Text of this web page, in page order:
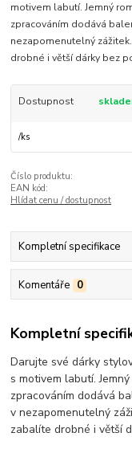
motivem labutí. Jemný
zpracováním dodává
nezapomenutelný
drobné i větší dárky bez
Dostupnost
/ks
Číslo produktu:
EAN kód:
Hlídat cenu / dostupnost
Kompletní specifikace
Komentáře 0
Kompletní
Darujte své dárky
s motivem labutí.
zpracováním dodává
v nezapomenutelný
zabalíte drobné i větší